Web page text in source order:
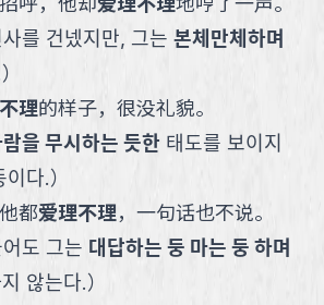
를 건넸지만, 그는 본체만체하며
）
理的样子，很没礼貌。
을 무시하는 듯한 태도를 보이지
이다.）
都爱理不理，一句话也不说。
도 그는 대답하는 둥 마는 둥 하며
않는다.）